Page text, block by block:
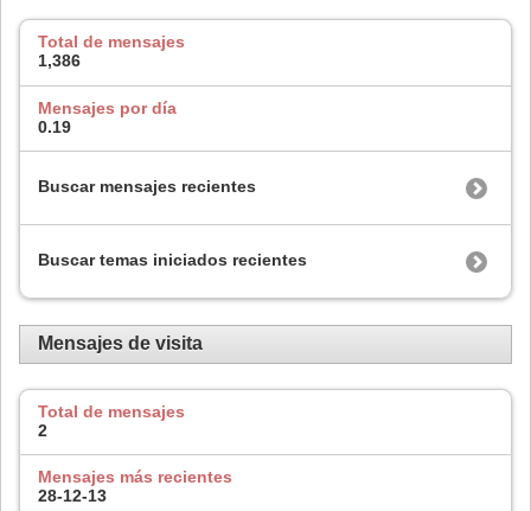
Total de mensajes
1,386
Mensajes por día
0.19
Buscar mensajes recientes
Buscar temas iniciados recientes
Mensajes de visita
Total de mensajes
2
Mensajes más recientes
28-12-13